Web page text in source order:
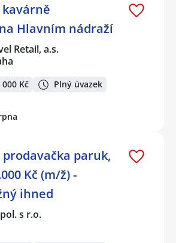
Hlavním nádraží
Retail, a.s.
Kč Plný úvazek
paruk,
Kč (m/ž) -
ihned
s r.o.